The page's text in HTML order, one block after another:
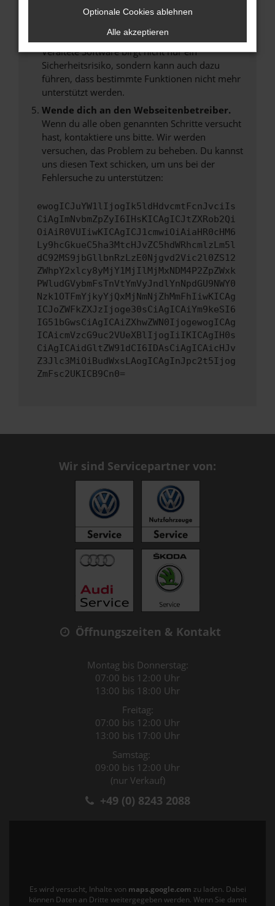
Stelle sicher, dass dein Browser und dein
Veraltete Software birgt nicht nur ein
Sicherheitsrisiko, sondern kann auch dazu
führen, dass bestimmte Funktionen nicht mehr
unterstützt werden.
Wende dich an den Webseitenbetreiber.
Wenn du alle oben genannten Schritte versucht
hast, kontaktiere uns bitte. Wir werden
versuchen, das Problem zu beheben. Du kannst
uns diesen Text schicken, um uns bei der
Fehlersuche zu unterstützen:
ewogICJuYW1lIjogIk5ldHdvcmtFcnJvciIs
CiAgImNvbmZpZyI6IHsKICAgICJtZXRob2Qi
OiAiR0VUIiwKICAgICJ1cmwiOiAiaHR0cHM6
Ly9hcGkueC5ha3MtcHJvZC5hdWRhcmlzLm5l
dC92MS9jbGllbnRzLzE0Njgvd2Vic2l0ZS12
ZWhpY2xlcy8yMjY1MjIlMjMxNDM4P2ZpZWxk
PWludGVybmFsTnVtYmVyJndlYnNpdGU9NWY0
Nzk1OTFmYjkyYjQxMjNmNjZhMmFhIiwKICAg
ICJoZWFkZXJzIjoge30sCiAgICAiYm9keSI6
IG51bGwsCiAgICAiZXhwZWN0IjogewogICAg
ICAicmVzcG9uc2VUeXBlIjogIiIKICAgIH0s
CiAgICAidGltZW91dCI6IDAsCiAgICAicHJv
Z3Jlc3MiOiBudWxsLAogICAgInJpc2t5Ijog
ZmFsc2UKICB9Cn0=
Wir sind Servicepartner von:
Öffnungszeiten & Kontakt
Montag bis Donnerstag:
07:00 bis 12:00 Uhr
13:00 bis 18:00 Uhr
Freitag:
07:00 bis 12:00 Uhr
13:00 bis 17:00 Uhr
Samstag:
09:00 bis 12:00 Uhr
(nur Verkauf)
+49 (0) 8243 2088
Es wird versucht, Inhalte von maps.google.com zu laden. Dabei
können Daten an Dritte weitergegeben werden. Wenn Sie damit
Optionale Cookies ablehnen
Alle akzeptieren